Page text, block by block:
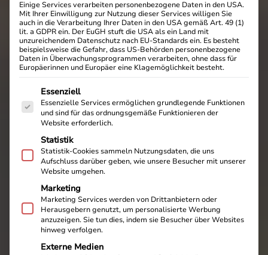
Einige Services verarbeiten personenbezogene Daten in den USA.
Mit Ihrer Einwilligung zur Nutzung dieser Services willigen Sie
auch in die Verarbeitung Ihrer Daten in den USA gemäß Art. 49 (1)
lit. a GDPR ein. Der EuGH stuft die USA als ein Land mit
unzureichendem Datenschutz nach EU-Standards ein. Es besteht
beispielsweise die Gefahr, dass US-Behörden personenbezogene
Daten in Überwachungsprogrammen verarbeiten, ohne dass für
Europäerinnen und Europäer eine Klagemöglichkeit besteht.
Es folgt eine Liste der Service-Gruppen, für die eine
Essenziell
Essenzielle Services ermöglichen grundlegende Funktionen
und sind für das ordnungsgemäße Funktionieren der
Website erforderlich.
Statistik
Statistik-Cookies sammeln Nutzungsdaten, die uns
Aufschluss darüber geben, wie unsere Besucher mit unserer
Website umgehen.
Marketing
Marketing Services werden von Drittanbietern oder
Herausgebern genutzt, um personalisierte Werbung
anzuzeigen. Sie tun dies, indem sie Besucher über Websites
hinweg verfolgen.
Externe Medien